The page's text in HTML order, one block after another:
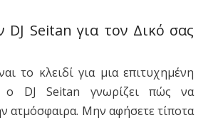
DJ Seitan για τον Δικό σας
το κλειδί για μια επιτυχημένη
ο DJ Seitan γνωρίζει πώς να
ατμόσφαιρα. Μην αφήσετε τίποτα